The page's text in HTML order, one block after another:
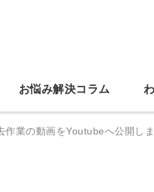
お悩み解決コラム
業の動画をYoutubeへ公開しま